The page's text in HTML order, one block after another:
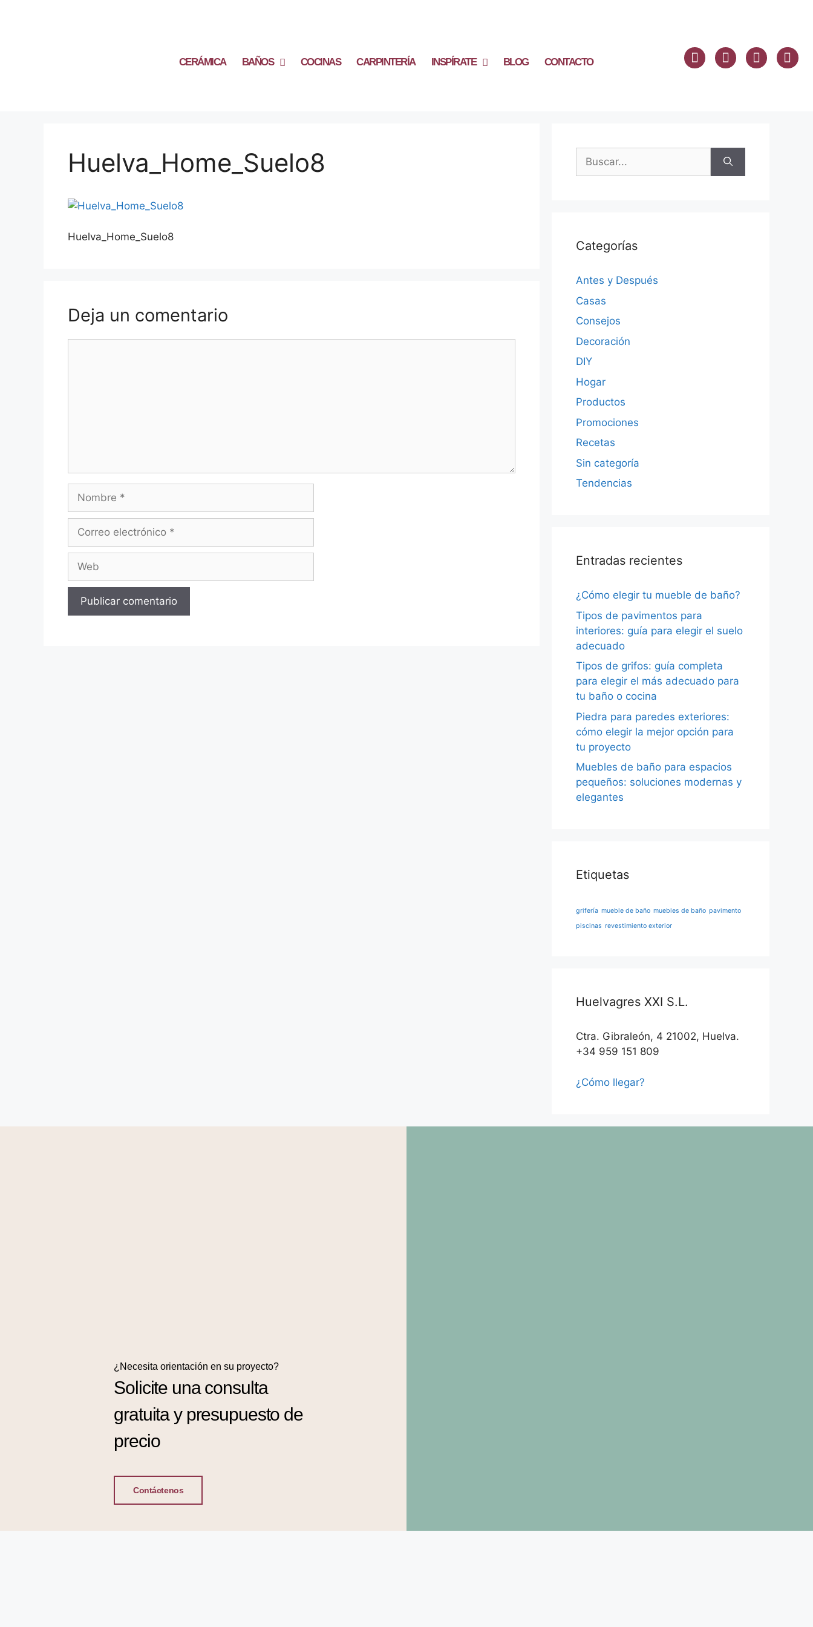
CERÁMICA BAÑOS COCINAS CARPINTERÍA INSPÍRATE BLOG CONTACTO
Huelva_Home_Suelo8
Huelva_Home_Suelo8
Deja un comentario
Categorías
Antes y Después
Casas
Consejos
Decoración
DIY
Hogar
Productos
Promociones
Recetas
Sin categoría
Tendencias
Entradas recientes
¿Cómo elegir tu mueble de baño?
Tipos de pavimentos para
interiores: guía para elegir el suelo
adecuado
Tipos de grifos: guía completa
para elegir el más adecuado para
tu baño o cocina
Piedra para paredes exteriores:
cómo elegir la mejor opción para
tu proyecto
Muebles de baño para espacios
pequeños: soluciones modernas y
elegantes
Etiquetas
grifería mueble de baño muebles de baño pavimento
piscinas revestimiento exterior
Huelvagres XXI S.L.
Ctra. Gibraleón, 4 21002, Huelva.
+34 959 151 809
¿Cómo llegar?
¿Necesita orientación en su proyecto?
Solicite una consulta
gratuita y presupuesto de
precio
Contáctenos